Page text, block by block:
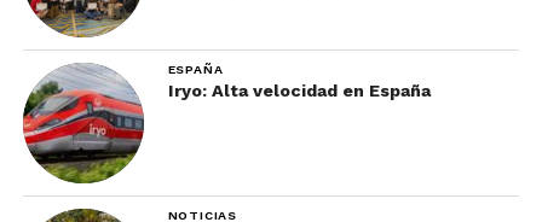
ESPAÑA
Iryo: Alta velocidad en España
NOTICIAS